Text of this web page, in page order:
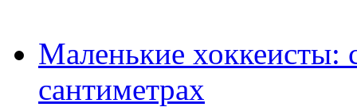
Маленькие хоккеисты:
сантиметрах